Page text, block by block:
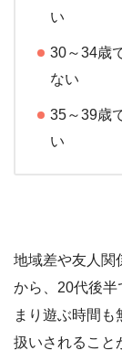
い
30～34歳
ない
35～39歳
い
地域差や友人関
から、20代後半
まり遊ぶ時間
扱いされること